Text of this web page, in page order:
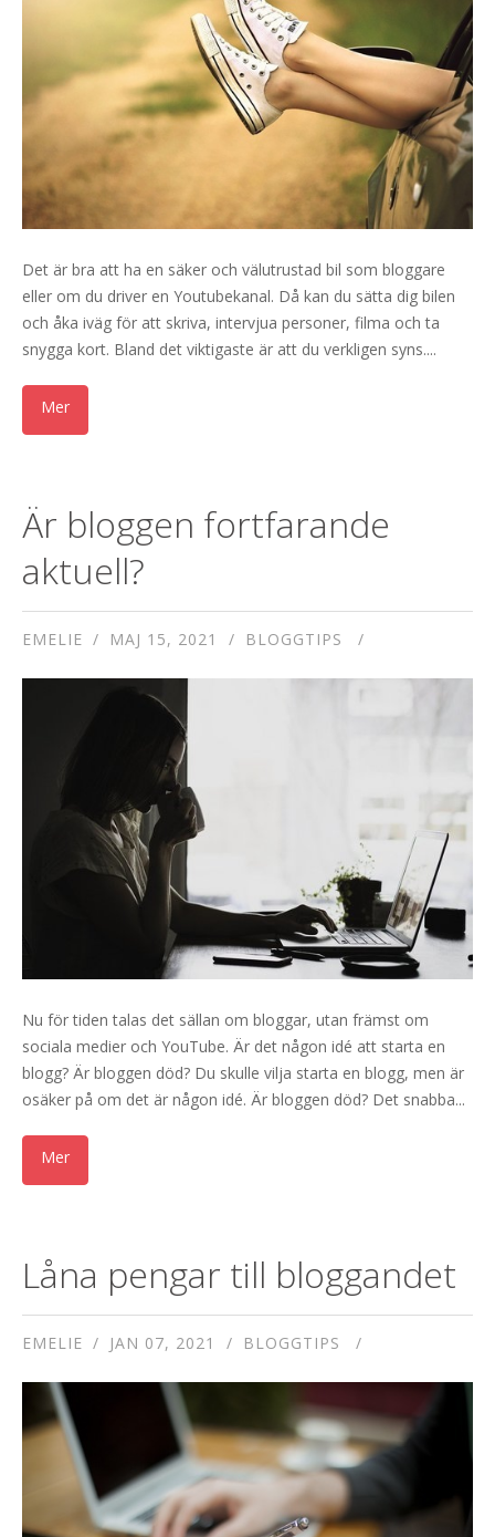
Det är bra att ha en säker och välutrustad bil som bloggare
eller om du driver en Youtubekanal. Då kan du sätta dig bilen
och åka iväg för att skriva, intervjua personer, filma och ta
snygga kort. Bland det viktigaste är att du verkligen syns....
Är bloggen fortfarande
aktuell?
EMELIE MAJ 15, 2021 BLOGGTIPS
Nu för tiden talas det sällan om bloggar, utan främst om
sociala medier och YouTube. Är det någon idé att starta en
blogg? Är bloggen död? Du skulle vilja starta en blogg, men är
osäker på om det är någon idé. Är bloggen död? Det snabba...
Låna pengar till bloggandet
EMELIE JAN 07, 2021 BLOGGTIPS